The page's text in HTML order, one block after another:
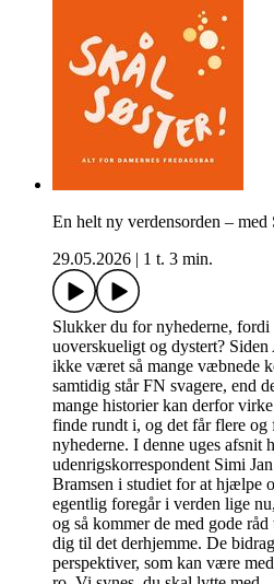
En helt ny verdensorden –
29.05.2026
1 t. 3 min.
Slukker du for nyhederne,
uoverskueligt og dystert?
ikke været så mange væbnede
samtidig står FN svagere, end
mange historier kan derfor
finde rundt i, og det får flere
nyhederne. I denne uges afsnit
udenrigskorrespondent Simi
Bramsen i studiet for at hjælpe
egentlig foregår i verden lige
og så kommer de med gode
dig til det derhjemme. De
perspektiver, som kan være